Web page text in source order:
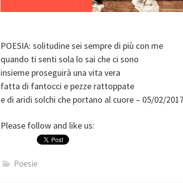
POESIA: solitudine sei sempre di più con me
quando ti senti sola lo sai che ci sono
insieme proseguirà una vita vera
fatta di fantocci e pezze rattoppate
e di aridi solchi che portano al cuore – 05/02/2017
Please follow and like us:
Poesie